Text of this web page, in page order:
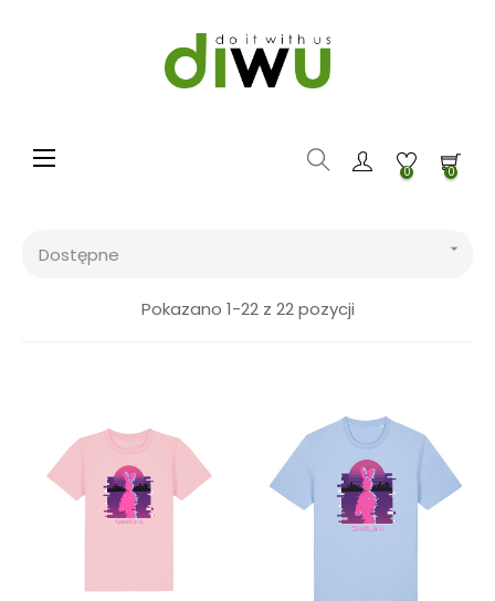
Toggle navigation
☰ 0 0
Dostępne 
Pokazano 1-22 z 22 pozycji